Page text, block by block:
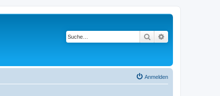
Suche
Anmelden